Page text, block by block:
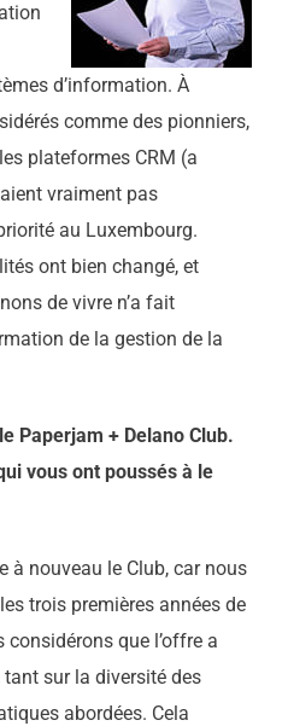
d’information. À
comme des pionniers,
plateformes CRM (a
vraiment pas
au Luxembourg.
ont bien changé, et
de vivre n’a fait
de la gestion de la
Paperjam + Delano Club.
vous ont poussés à le
à nouveau le Club, car nous
trois premières années de
considérons que l’offre a
sur la diversité des
abordées. Cela